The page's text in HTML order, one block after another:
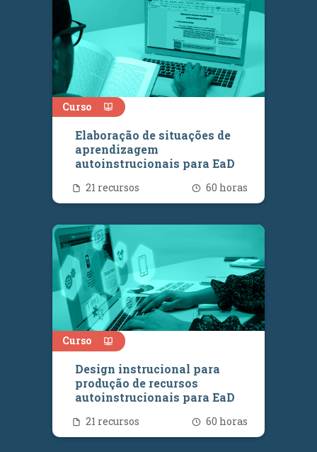
Curso
Elaboração de situações de
aprendizagem
autoinstrucionais para EaD
21 recursosQuantidade de recursos
60 horas
Curso
Design instrucional para
produção de recursos
autoinstrucionais para EaD
21 recursosQuantidade de recursos
60 horas